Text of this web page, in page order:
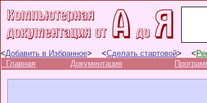
<Добавить в Избранное> <Сделать стартовой> <
Главная
Документация